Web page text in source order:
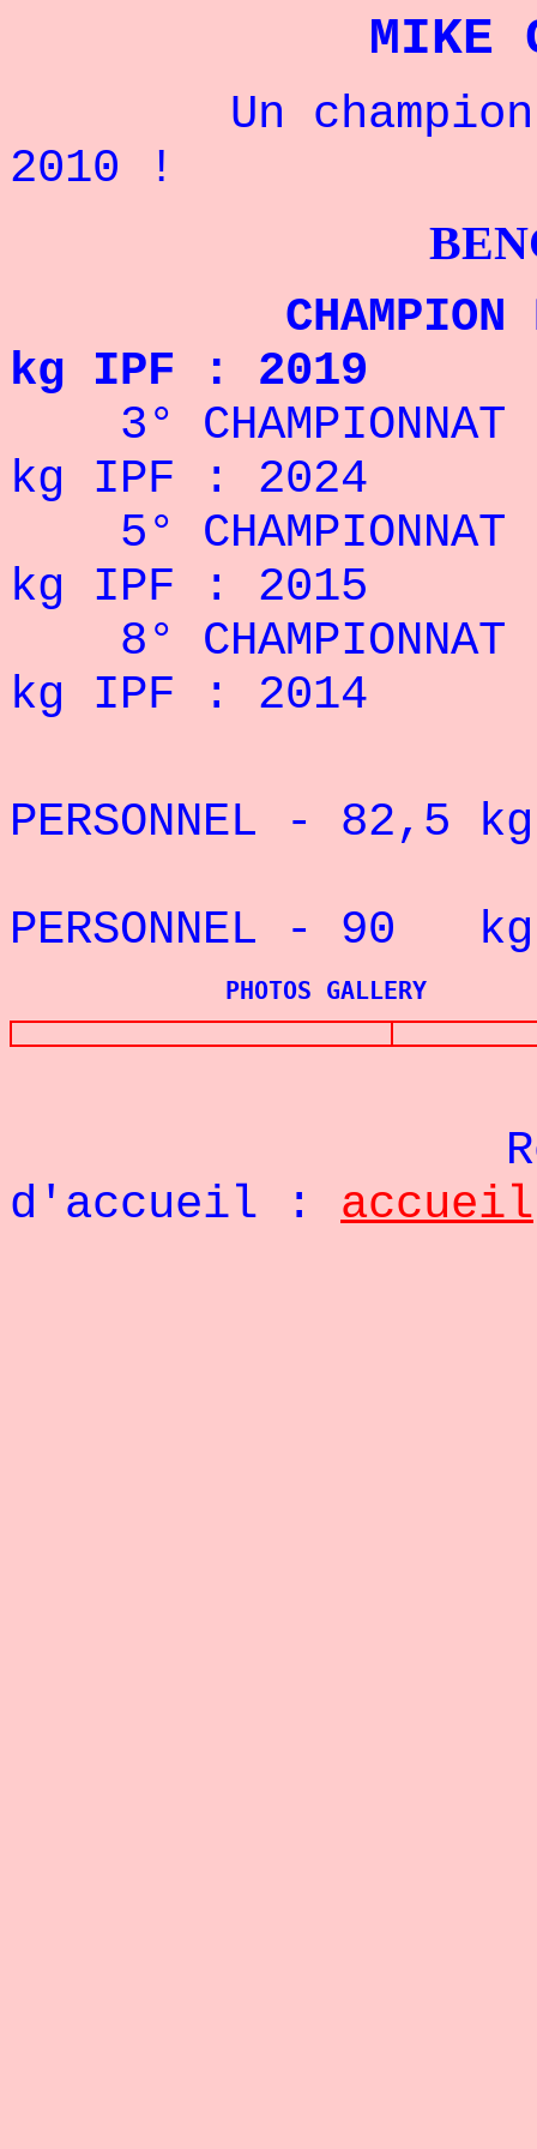
MIKE
Un champion
2010 !
CHAMPION DU
kg IPF : 2019
3° CHAMPIONNAT
kg IPF : 2024
5°
kg IPF : 2015
8°
kg IPF : 2014
PERSONNEL - 82,5
PERSONNEL - 90
PHOTOS GALLERY
d'accueil : accueil